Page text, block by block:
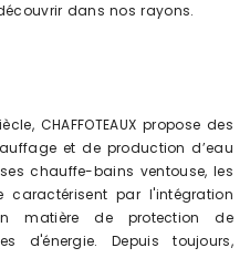
dans nos rayons.
CHAFFOTEAUX propose des
et de production d’eau
chauffe-bains ventouse, les
caractérisent par l'intégration
matière de protection de
d'énergie. Depuis toujours,